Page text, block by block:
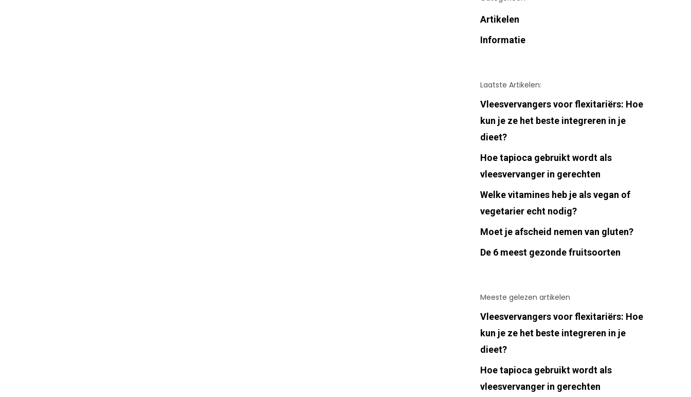
Artikelen
Informatie
Laatste Artikelen:
Vleesvervangers voor flexitariërs: Hoe
kun je ze het beste integreren in je
dieet?
Hoe tapioca gebruikt wordt als
vleesvervanger in gerechten
Welke vitamines heb je als vegan of
vegetarier echt nodig?
Moet je afscheid nemen van gluten?
De 6 meest gezonde fruitsoorten
Meeste gelezen artikelen
Vleesvervangers voor flexitariërs: Hoe
kun je ze het beste integreren in je
dieet?
Hoe tapioca gebruikt wordt als
vleesvervanger in gerechten